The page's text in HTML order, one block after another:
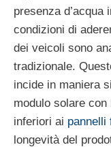
presenza
condizioni di
dei veicoli sono
tradizionale.
incide in maniera
modulo solare
inferiori ai pannelli
longevità del